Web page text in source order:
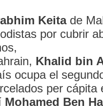
Keitade
por cubrir
Khalid bin
ocupa el
per cápita
Mohamed Ben